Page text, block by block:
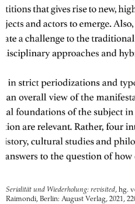
Serialität und Wiederholung: revisited, hg.
Raimondi, Berlin: August Verlag, 2021,